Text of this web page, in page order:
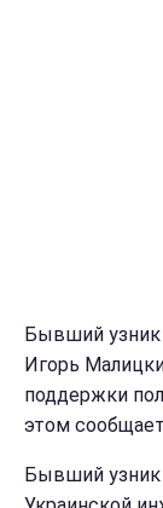
Бывший узник
Игорь
поддержки
этом сообщает
Бывший узник